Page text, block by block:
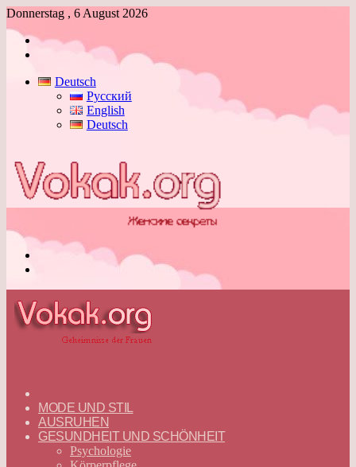
Donnerstag , 6 August 2026
Anmelden
Deutsch
Русский
English
Deutsch
—
DEUTSCH
MODE UND STIL
AUSRUHEN
GESUNDHEIT UND SCHÖNHEIT
Psychologie